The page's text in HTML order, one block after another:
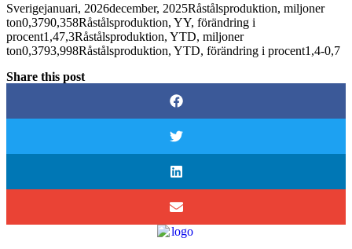
Sverigejanuari, 2026december, 2025Råstålsproduktion, miljoner
ton0,3790,358Råstålsproduktion, YY, förändring i
procent1,47,3Råstålsproduktion, YTD, miljoner
ton0,3793,998Råstålsproduktion, YTD, förändring i procent1,4-0,7
Share this post